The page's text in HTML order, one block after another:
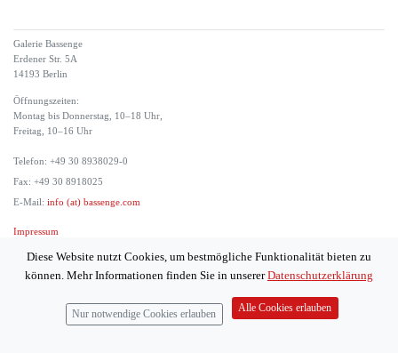
Galerie Bassenge
Erdener Str. 5A
14193 Berlin
Öffnungszeiten:
Montag bis Donnerstag, 10–18 Uhr,
Freitag, 10–16 Uhr
Telefon: +49 30 8938029-0
Fax: +49 30 8918025
E-Mail: info (at) bassenge.com
Impressum
© 2026 Galerie Gerda Bassenge
Diese Website nutzt Cookies, um bestmögliche Funktionalität bieten zu
können. Mehr Informationen finden Sie in unsererDatenschutzerklärung
Nur notwendige Cookies erlauben
Alle Cookies erlauben